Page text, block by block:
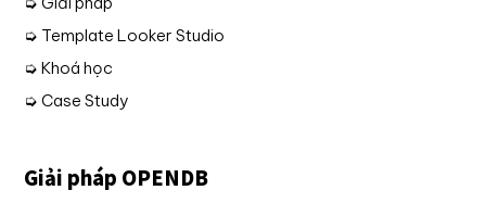
➭ Template Looker Studio
➭ Khoá học
➭ Case Study
Giải pháp OPENDB